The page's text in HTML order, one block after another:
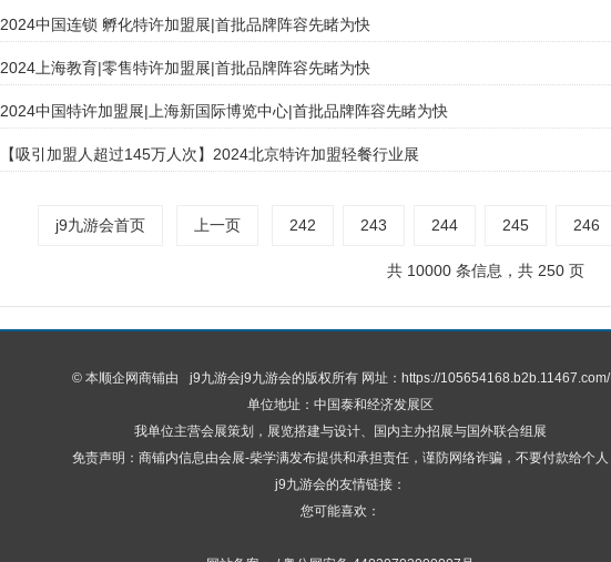
2024中国连锁 孵化特许加盟展|首批品牌阵容先睹为快
2024上海教育|零售特许加盟展|首批品牌阵容先睹为快
2024中国特许加盟展|上海新国际博览中心|首批品牌阵容先睹为快
【吸引加盟人超过145万人次】2024北京特许加盟轻餐行业展
j9九游会首页 上一页 242 243 244 245 246
共 10000 条信息，共 250 页
© 本顺企网商铺由 j9九游会j9九游会的版权所有 网址：https://105654168.b2b.11467.com/
单位地址：中国泰和经济发展区
我单位主营会展策划，展览搭建与设计、国内主办招展与国外联合组展
免责声明：商铺内信息由会展-柴学满发布提供和承担责任，谨防网络诈骗，不要付款给个人
j9九游会的友情链接：
您可能喜欢：